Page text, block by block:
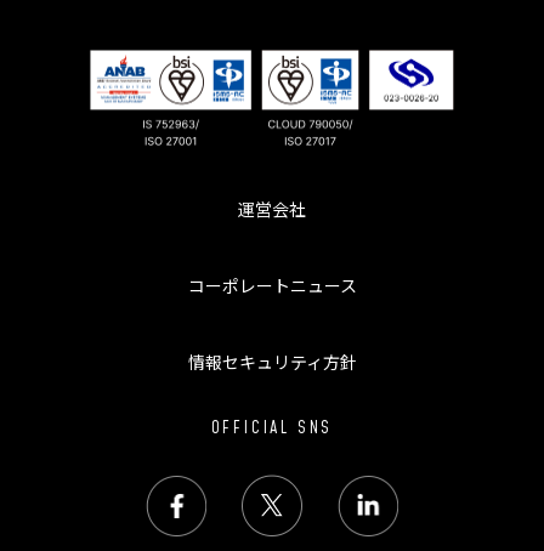
運営会社
コーポレートニュース
情報セキュリティ方針
OFFICIAL SNS